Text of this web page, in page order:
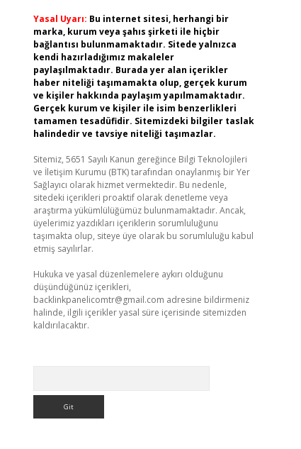
Yasal Uyarı: Bu internet sitesi, herhangi bir
marka, kurum veya şahıs şirketi ile hiçbir
bağlantısı bulunmamaktadır. Sitede yalnızca
kendi hazırladığımız makaleler
paylaşılmaktadır. Burada yer alan içerikler
haber niteliği taşımamakta olup, gerçek kurum
ve kişiler hakkında paylaşım yapılmamaktadır.
Gerçek kurum ve kişiler ile isim benzerlikleri
tamamen tesadüfidir. Sitemizdeki bilgiler taslak
halindedir ve tavsiye niteliği taşımazlar.
Sitemiz, 5651 Sayılı Kanun gereğince Bilgi Teknolojileri
ve İletişim Kurumu (BTK) tarafından onaylanmış bir Yer
Sağlayıcı olarak hizmet vermektedir. Bu nedenle,
sitedeki içerikleri proaktif olarak denetleme veya
araştırma yükümlülüğümüz bulunmamaktadır. Ancak,
üyelerimiz yazdıkları içeriklerin sorumluluğunu
taşımakta olup, siteye üye olarak bu sorumluluğu kabul
etmiş sayılırlar.
Hukuka ve yasal düzenlemelere aykırı olduğunu
düşündüğünüz içerikleri,
backlinkpanelicomtr@gmail.com adresine bildirmeniz
halinde, ilgili içerikler yasal süre içerisinde sitemizden
kaldırılacaktır.